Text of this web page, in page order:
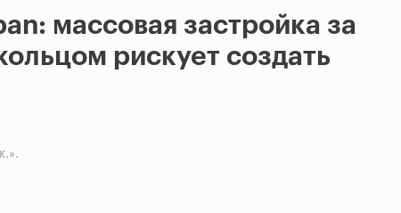
массовая застройка за
рискует создать